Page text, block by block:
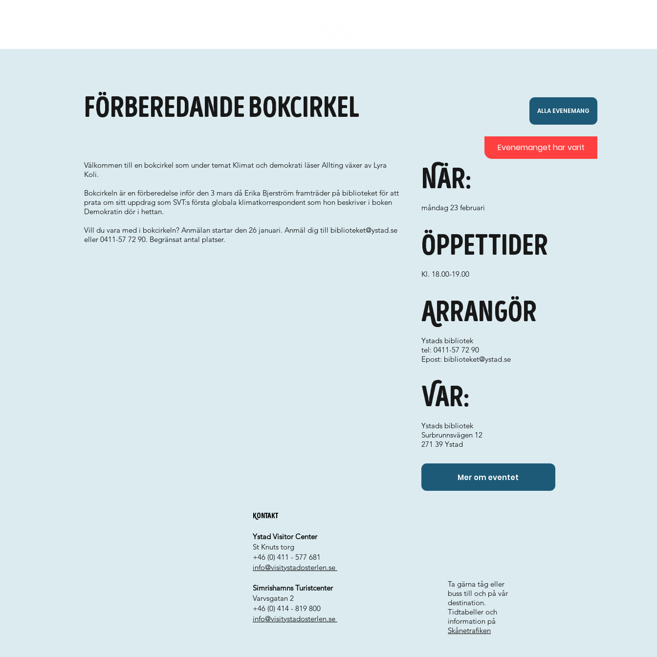
Förberedande bokcirkel ALLA EVENEMANG
Välkommen till en bokcirkel som under temat Klimat och demokrati läser Allting växer av Lyra
Koli.
Bokcirkeln är en förberedelse inför den 3 mars då Erika Bjerström framträder på biblioteket för att
prata om sitt uppdrag som SVT:s första globala klimatkorrespondent som hon beskriver i boken
Demokratin dör i hettan.
Vill du vara med i bokcirkeln? Anmälan startar den 26 januari. Anmäl dig till biblioteket@ystad.se
eller 0411-57 72 90. Begränsat antal platser.
När:
måndag 23 februari
Var:
Arrangör
Ystads bibliotek
tel: 0411-57 72 90
Epost: biblioteket@ystad.se
Ystads bibliotek
Surbrunnsvägen 12
271 39 Ystad
Öppettider
Kl. 18.00-19.00
Mer om eventet
Evenemanget har varit
Kontakt
Ystad Visitor Center
St Knuts torg
+46 (0) 411 - 577 681
info@visitystadosterlen.se
Simrishamns Turistcenter
Varvsgatan 2
+46 (0) 414 - 819 800
info@visitystadosterlen.se
Ta gärna tåg eller
buss till och på vår
destination.
Tidtabeller och
information på
Skånetrafiken